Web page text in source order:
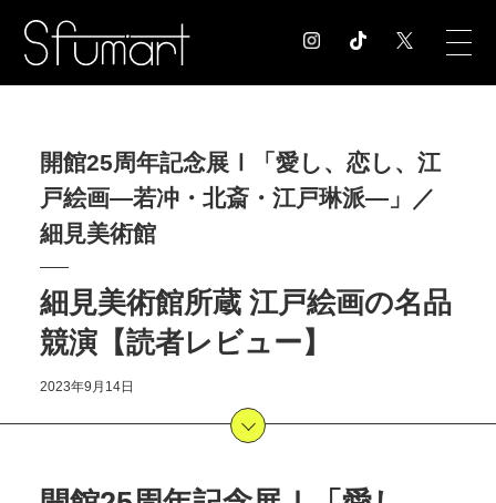
COLUMN コラム記事
EXHIBITION
美術館情報
NEWS お知らせ
CONTACT
開館25周年記念展Ⅰ「愛し、恋し、江
戸絵画―若冲・北斎・江戸琳派―」／
細見美術館
細見美術館所蔵 江戸絵画の名品
競演【読者レビュー】
2023年9月14日